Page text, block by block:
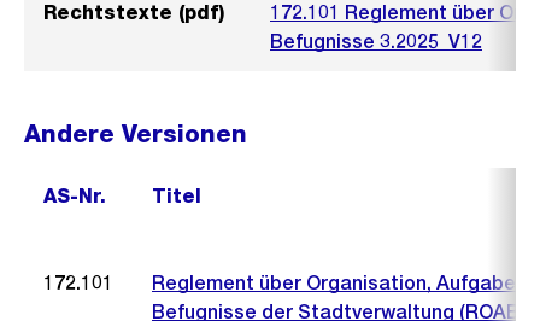
Rechtstexte (pdf)
172.101 Reglement über
Befugnisse 3.2025_V12
Andere Versionen
AS-Nr. Titel
172.101
Reglement über Organisation, Aufgaben
Befugnisse der Stadtverwaltung (ROAB)